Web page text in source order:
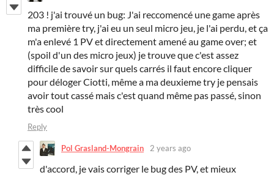
203 ! j'ai trouvé un bug: J'ai reccomencé une game après
ma première try, j'ai eu un seul micro jeu, je l'ai perdu, et ça
m'a enlevé 1 PV et directement amené au game over; et
(spoil d'un des micro jeux) je trouve que c'est assez
difficile de savoir sur quels carrés il faut encore cliquer
pour déloger Ciotti, même a ma deuxieme try je pensais
avoir tout cassé mais c'est quand même pas passé , sinon
très cool
Reply
Pol Grasland-Mongrain 2 years ago
d'accord, je vais corriger le bug des PV, et mieux